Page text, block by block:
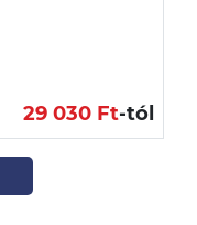
29 030 Ft-tól